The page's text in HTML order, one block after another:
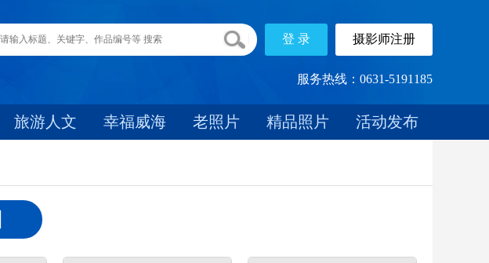
服务热线：0631-5191185
旅游人文 幸福威海 老照片 精品照片 活动发布